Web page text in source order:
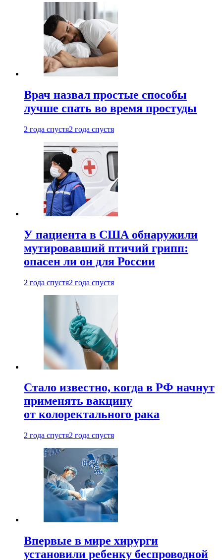
Врач назвал простые способы
лучше спать во время простуды
2 года спустя2 года спустя
У пациента в США обнаружили
мутировавший птичий грипп:
опасен ли он для России
2 года спустя2 года спустя
Стало известно, когда в РФ начнут
применять вакцину
от колоректального рака
2 года спустя2 года спустя
Впервые в мире хирурги
установили ребенку беспроводной